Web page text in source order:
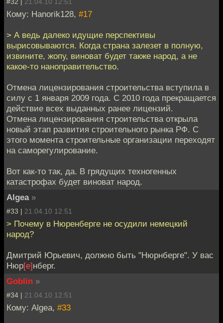
Кому: Hanorik128, #17
> А ведь далеко идущие перспективы
вырисовываются. Когда страна залезет в полную,
извините, жопу, виноват будет также народ, а не
какое-то наноправительство.
Отмена лицензирования строительства вступила в
силу с 1 января 2009 года. С 2010 года прекращается
действие всех выданных ранее лицензий.
Отмена лицензирования строительства открыла
новый этап развития строительного рынка РФ. С
этого момента строительные организации переходят
на саморегулирование.
Вот как-то так, да. В грядущих техногенных
катастрофах будет виноват народ.
Algea »
#33 | 21.04.10 12:51
> Почему в Нюренберге не осудили немецкий
народ?
Дмитрий Юрьевич, должно быть "Нюрнберге". У вас
Нюр[е]нберг.
Goblin »
#34 | 21.04.10 12:51
Кому: Algea, #33